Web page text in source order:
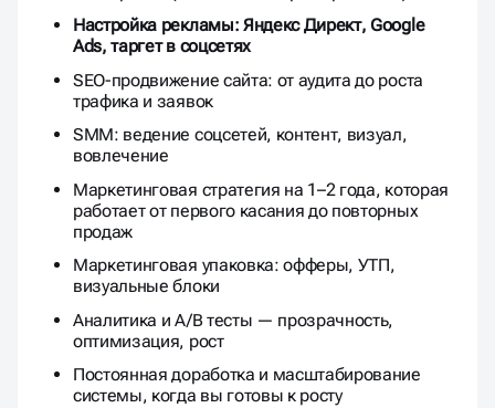
Настройка рекламы: Яндекс Директ, Google
Ads, таргет в соцсетях
SEO-продвижение сайта: от аудита до роста
трафика и заявок
SMM: ведение соцсетей, контент, визуал,
вовлечение
Маркетинговая стратегия на 1–2 года, которая
работает от первого касания до повторных
продаж
Маркетинговая упаковка: офферы, УТП,
визуальные блоки
Аналитика и A/B тесты — прозрачность,
оптимизация, рост
Постоянная доработка и масштабирование
системы, когда вы готовы к росту